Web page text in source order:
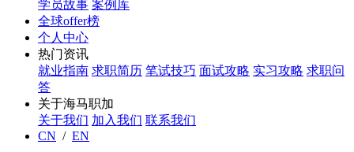
学员故事 案例库
全球offer榜
个人中心
热门资讯
就业指南 求职简历 笔试技巧 面试攻略 实习攻略 求职问
答
关于海马职加
关于我们 加入我们 联系我们
CN / EN